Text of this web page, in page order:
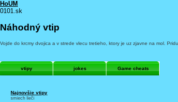
HoUM
0101.sk
Náhodný vtip
Vojde do krcmy dvojica a v strede vlecu tretieho, ktory je uz zjavne na mol.
vtipy jokes Game cheats
Najnovšie vtipy
smiech lieči